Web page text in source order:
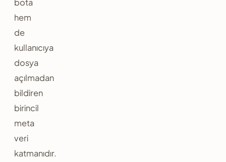
bota
hem
de
kullanıcıya
dosya
açılmadan
bildiren
birincil
meta
veri
katmanıdır.